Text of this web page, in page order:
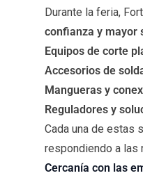
Durante la feria,
confianza y mayor
Equipos de corte
Accesorios de
Mangueras y
Reguladores y
Cada una de estas
respondiendo a
Cercanía con las